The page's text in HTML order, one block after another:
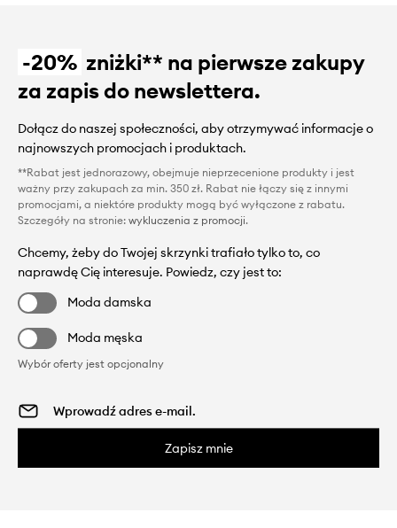
-20% zniżki** na pierwsze zakupy
za zapis do newslettera.
Dołącz do naszej społeczności, aby otrzymywać informacje o
najnowszych promocjach i produktach.
**Rabat jest jednorazowy, obejmuje nieprzecenione produkty i jest
ważny przy zakupach za min. 350 zł. Rabat nie łączy się z innymi
promocjami, a niektóre produkty mogą być wyłączone z rabatu.
Szczegóły na stronie: wykluczenia z promocji.
Chcemy, żeby do Twojej skrzynki trafiało tylko to, co
naprawdę Cię interesuje. Powiedz, czy jest to:
Moda damska
Moda męska
Wybór oferty jest opcjonalny
Zapisz mnie